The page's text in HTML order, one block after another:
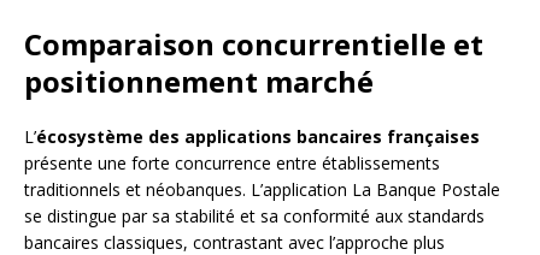
Comparaison concurrentielle et
positionnement marché
L’écosystème des applications bancaires françaises
présente une forte concurrence entre établissements
traditionnels et néobanques. L’application La Banque Postale
se distingue par sa stabilité et sa conformité aux standards
bancaires classiques, contrastant avec l’approche plus